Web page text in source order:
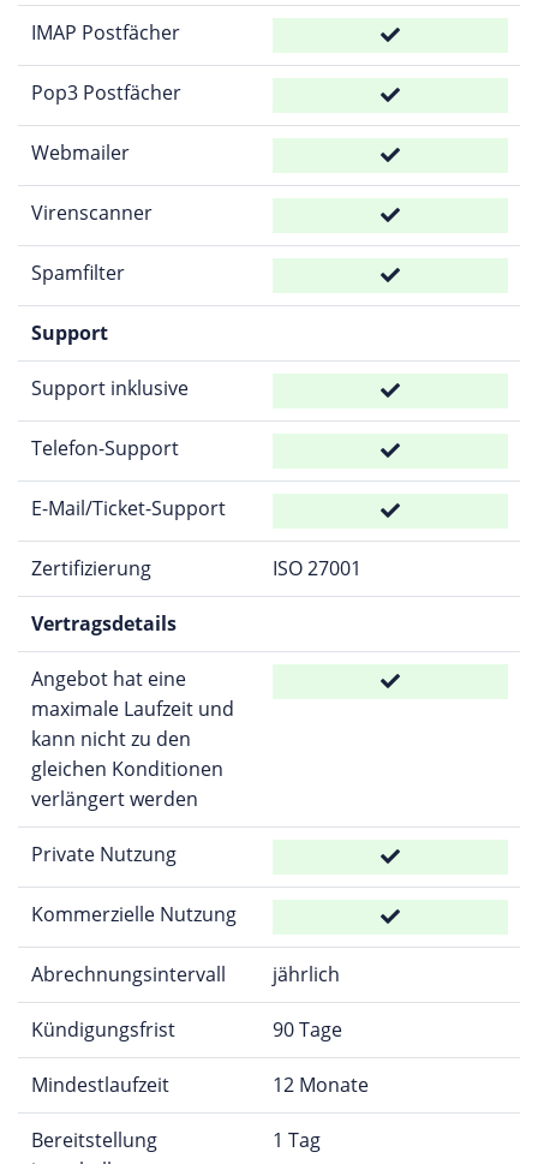
IMAP Postfächer
Pop3 Postfächer
Webmailer
Virenscanner
Spamfilter
Support
Support inklusive
Telefon-Support
E-Mail/Ticket-Support
Zertifizierung ISO 27001
Vertragsdetails
Angebot hat eine
maximale Laufzeit und
kann nicht zu den
gleichen Konditionen
verlängert werden
Private Nutzung
Kommerzielle Nutzung
Abrechnungsintervall jährlich
Kündigungsfrist 90 Tage
Mindestlaufzeit 12 Monate
Bereitstellung
1 Tag